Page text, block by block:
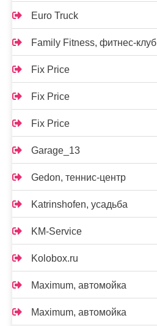
Euro Truck
Family Fitness, фитнес-клуб
Fix Price
Fix Price
Fix Price
Garage_13
Gedon, теннис-центр
Katrinshofen, усадьба
KM-Service
Kolobox.ru
Maximum, автомойка
Maximum, автомойка